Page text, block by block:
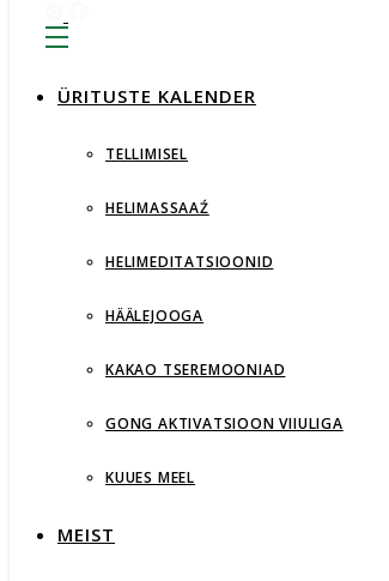
ÜRITUSTE KALENDER
TELLIMISEL
HELIMASSAAŹ
HELIMEDITATSIOONID
HÄÄLEJOOGA
KAKAO TSEREMOONIAD
GONG AKTIVATSIOON VIIULIGA
KUUES MEEL
MEIST